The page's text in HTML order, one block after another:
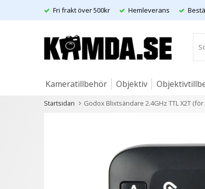
Fri frakt över 500kr Hemleverans
Kameratillbehör Objektiv
Artiklar
Startsidan Godox Blixtsändare 2.4GHz TTL X2T
3 varianter